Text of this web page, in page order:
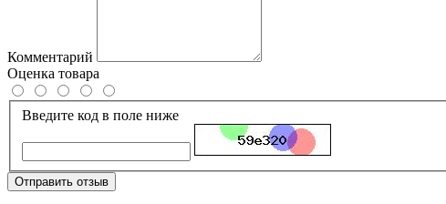
Комментарий
Оценка товара
Введите код в поле ниже
Отправить отзыв